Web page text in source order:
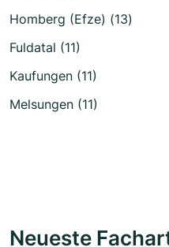
Homberg (Efze) (13)
Fuldatal (11)
Kaufungen (11)
Melsungen (11)
Neueste